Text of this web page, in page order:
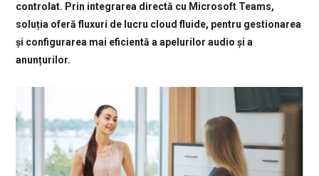
controlat. Prin integrarea directă cu Microsoft Teams,
soluția oferă fluxuri de lucru cloud fluide, pentru gestionarea
și configurarea mai eficientă a apelurilor audio și a
anunțurilor.